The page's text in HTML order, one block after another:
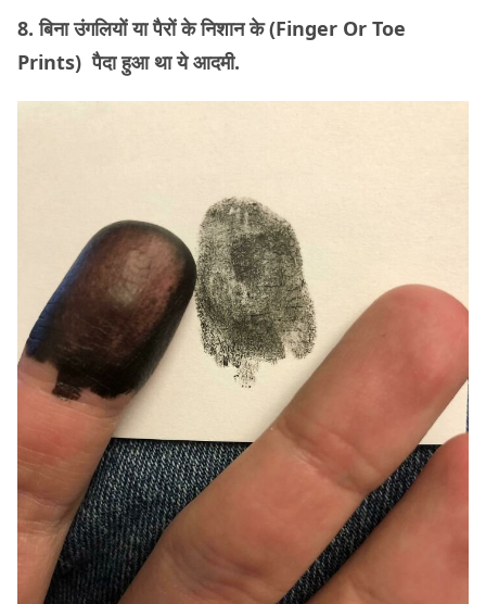
8. बिना उंगलियों या पैरों के निशान के (Finger Or Toe
Prints) पैदा हुआ था ये आदमी.